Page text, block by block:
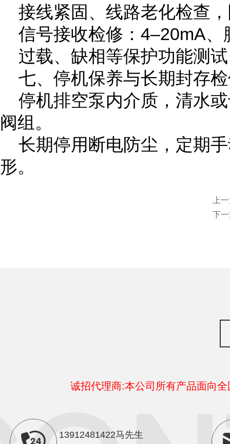
接线紧固、线路老化检查
信号接收检修：4–20mA、
过载、缺相等保护功能测
七、停机保养与长期封存
停机排空泵内介质，清水
阀组。
长期停用断电防尘，定期
形。
上
下
诚招代理商:本公司所有产品面向
13912481422马先生